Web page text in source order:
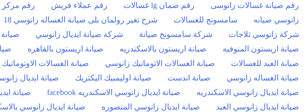
رقم صيانة غسالات زانوسى
رقم ضمان lg غسالات رقم عملاء فريش رقم مركز
زانوسي صيانه
سامسونج للغسالات شرح تغير رولمان بلى صيانة الغساله زانوسي 18
شركة زانوسي ثلاجات
شركة سامسونج صيانة شركة صيانة ايديال زانوسي صيانة
صيانة اريستون المنوفيه
صيانة اريستون بالاسكندريه صيانة اريستون بالقاهره
صيانة العبد للغسالات
صيانة الغسالات الاتوماتيك زانوسي صيانة الغسالات
صيانة الغساله زانوسي
صيانة اندست صيانة اوليمبيك اليكتريك صيانة ايديال
صيانة ايديال زانوسي الاسكندريه
صيانة ايديال زانوسي الاسكندريه facebook صيانة
صيانة ايديال زانوسي العبد
صيانة ايديال زانوسي المنصوره صيانة ايديال زانوسي